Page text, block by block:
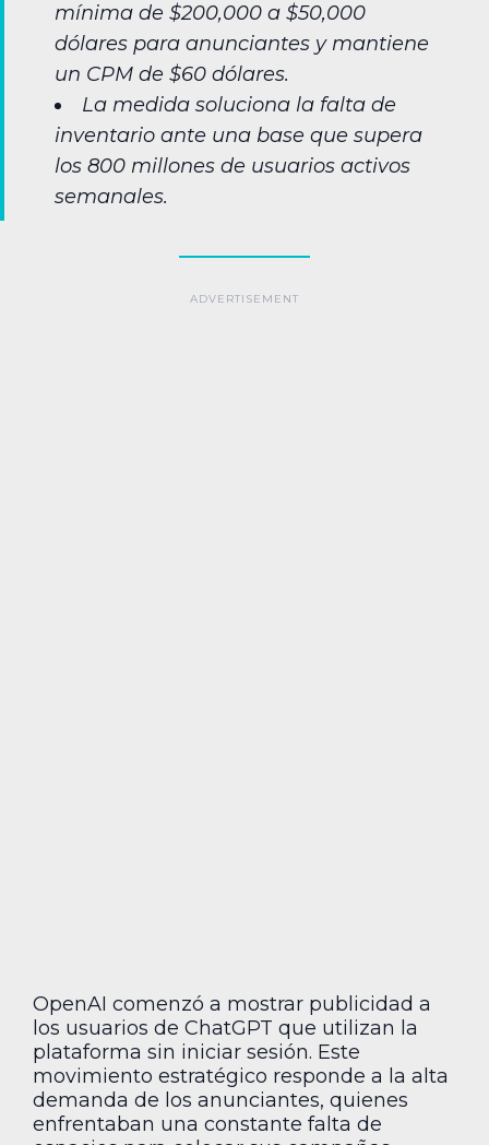
mínima de $200,000 a $50,000
dólares para anunciantes y mantiene
un CPM de $60 dólares.
La medida soluciona la falta de
inventario ante una base que supera
los 800 millones de usuarios activos
semanales.
OpenAI comenzó a mostrar publicidad a
los usuarios de ChatGPT que utilizan la
plataforma sin iniciar sesión. Este
movimiento estratégico responde a la alta
demanda de los anunciantes, quienes
enfrentaban una constante falta de